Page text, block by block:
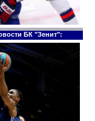
БК "Зенит":